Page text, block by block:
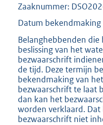
Zaaknummer:
Datum
Belanghebbenden die
beslissing van het
bezwaarschrift
de tijd. Deze termijn
bekendmaking van
bezwaarschrift te laat
dan kan het
worden verklaard.
bezwaarschrift niet